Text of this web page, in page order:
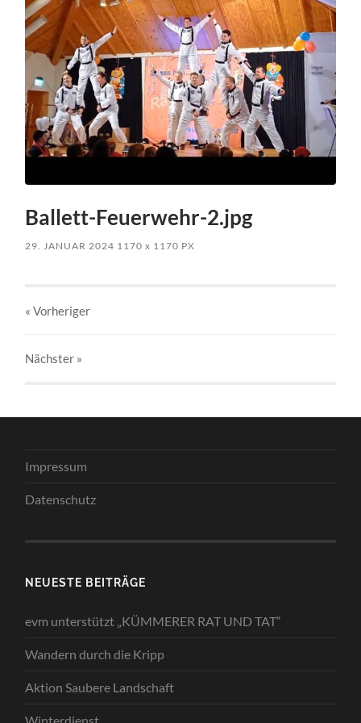
Ballett-Feuerwehr-2.jpg
29. JANUAR 2024 1170x 1170 PX
« Vorheriger
Nächster »
Impressum
Datenschutz
NEUESTE BEITRÄGE
evm unterstützt „KÜMMERER RAT UND TAT“
Wandern durch die Kripp
Aktion Saubere Landschaft